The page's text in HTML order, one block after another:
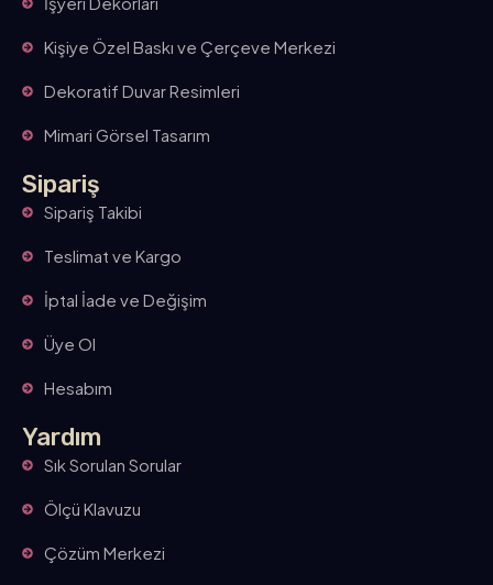
Kişiye Özel Baskı ve Çerçeve Merkezi
Dekoratif Duvar Resimleri
Mimari Görsel Tasarım
Sipariş
Sipariş Takibi
Teslimat ve Kargo
İptal İade ve Değişim
Üye Ol
Hesabım
Yardım
Sık Sorulan Sorular
Ölçü Klavuzu
Çözüm Merkezi